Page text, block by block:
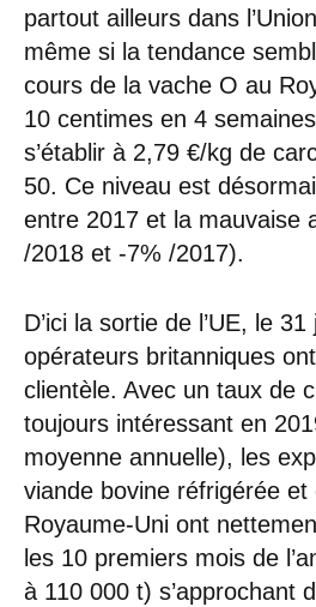
partout ailleurs dans
même si la tendance
cours de la vache O au
10 centimes en 4
s’établir à 2,79 €/kg de
50. Ce niveau est
entre 2017 et la mauvaise
/2018 et -7% /2017).
D’ici la sortie de l’UE, le
opérateurs britanniques
clientèle. Avec un taux de
toujours intéressant en
moyenne annuelle), les
viande bovine réfrigérée et
Royaume-Uni ont
les 10 premiers mois de
à 110 000 t) s’approchant